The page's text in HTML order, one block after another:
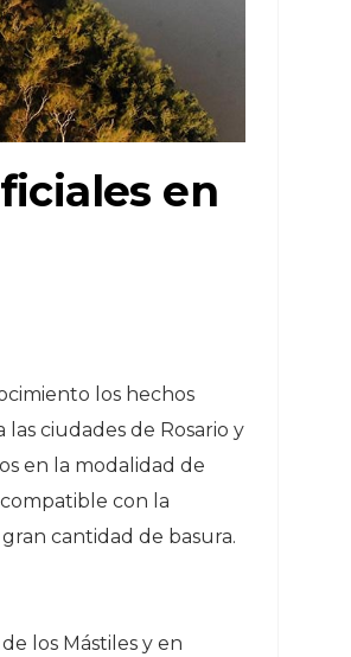
en
los hechos
ciudades de Rosario y
en la modalidad de
con la
cantidad de basura.
los Mástiles y en